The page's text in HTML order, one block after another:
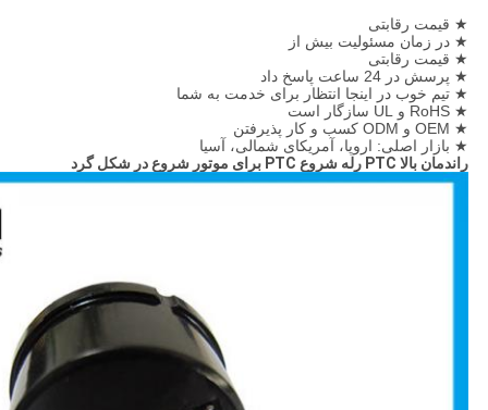
★ قیمت رقابتی
★ در زمان مسئولیت بیش از
★ قیمت رقابتی
★ پرسش در 24 ساعت پاسخ داد
★ تیم خوب در اینجا انتظار برای خدمت به شما
★ RoHS و UL سازگار است
★ OEM و ODM کسب و کار پذیرفتن
★ بازار اصلی: اروپا، آمریکای شمالی، آسیا
راندمان بالا PTC رله شروع PTC برای موتور شروع در شکل گرد